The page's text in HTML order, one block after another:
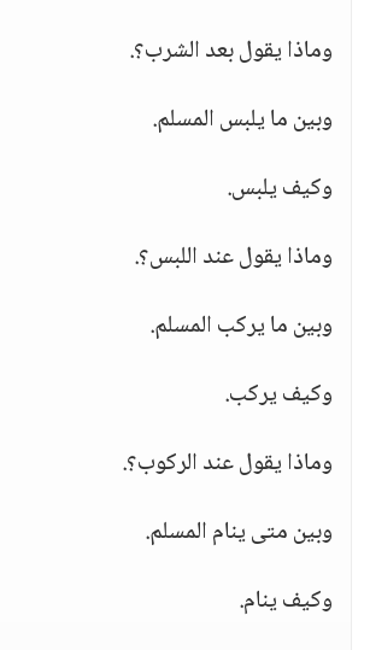
وماذا يقول بعد الشرب؟.
وبين ما يلبس المسلم.
وكيف يلبس.
وماذا يقول عند اللبس؟.
وبين ما يركب المسلم.
وكيف يركب.
وماذا يقول عند الركوب؟.
وبين متى ينام المسلم.
وكيف ينام.